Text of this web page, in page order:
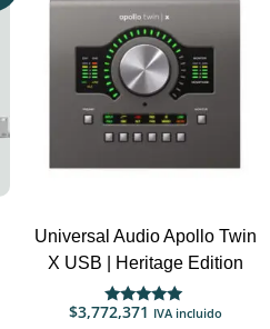
Universal Audio Apollo Twin
X USB | Heritage Edition
Valorado
$3,772,371 IVA incluido